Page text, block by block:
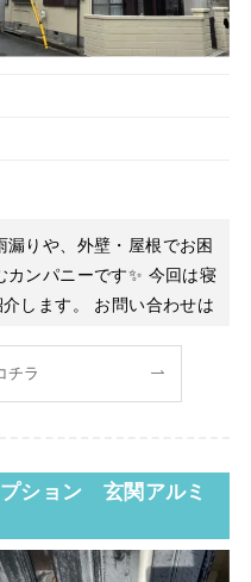
りや、外壁・屋根でお困
カンパニーです✨ 今回は寝
します。 お問い合わせは
工事を行いました。 雨
チラ
ション 玄関アルミ